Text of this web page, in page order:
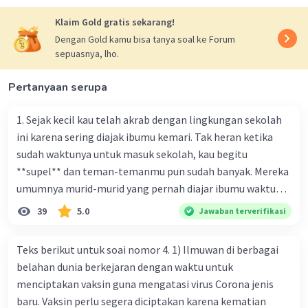
Beri Rating ·4.3(8) Balas
Azizah A Level 24
02 Januari 2024 10:16
MEMBANTUU BANGETTTT 🤗🙌🏻
Iklan
Klaim Gold gratis sekarang!
Dengan Gold kamu bisa tanya soal ke Forum
sepuasnya, lho.
Pertanyaan serupa
1. Sejak kecil kau telah akrab dengan lingkungan sekolah
ini karena sering diajak ibumu kemari. Tak heran ketika
sudah waktunya untuk masuk sekolah, kau begitu
**supel** dan teman-temanmu pun sudah banyak. Mereka
umumnya murid-murid yang pernah diajar ibumu waktu
kelas satu. Sedangkan aku? Aku waktu itu baru saja pindah
ke kota kecil ini. Makna kata bercetak tebal dalam kutipan
baik
39 5.0 Jawaban terverifikasi
Teks berikut untuk soai nomor 4. 1) Ilmuwan di berbagai
belahan dunia berkejaran dengan waktu untuk
menciptakan vaksin guna mengatasi virus Corona jenis
baru. Vaksin perlu segera diciptakan karena kematian